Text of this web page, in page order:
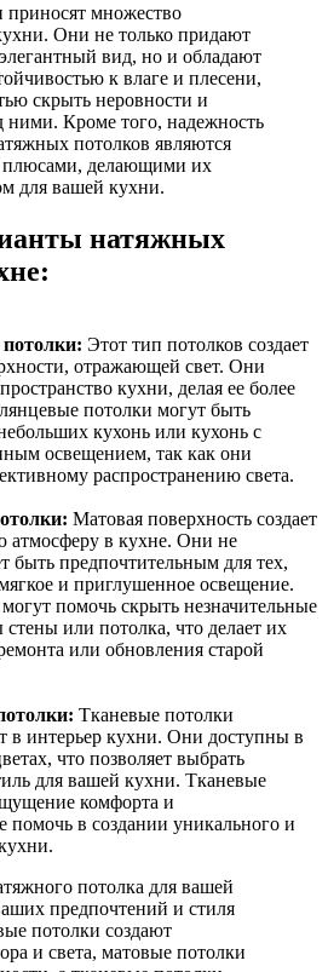
множество
Они не только придают
вид, но и обладают
к влаге и плесени,
скрыть неровности и
Кроме того, надежность
потолков являются
плюсами, делающими их
для вашей кухни.
натяжных
Этот тип потолков создает
отражающей свет. Они
кухни, делая ее более
потолки могут быть
кухонь или кухонь с
освещением, так как они
распространению света.
Матовая поверхность создает
атмосферу в кухне. Они не
быть предпочтительным для тех,
и приглушенное освещение.
помочь скрыть незначительные
или потолка, что делает их
или обновления старой
Тканевые потолки
в интерьер кухни. Они доступны в
что позволяет выбрать
для вашей кухни. Тканевые
комфорта и
помочь в создании уникального и
потолка для вашей
предпочтений и стиля
потолки создают
и света, матовые потолки